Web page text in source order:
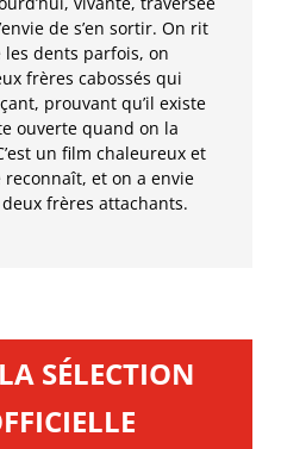
de s’en sortir. On rit
dents parfois, on
frères cabossés qui
prouvant qu’il existe
ouverte quand on la
un film chaleureux et
et on a envie
deux frères attachants.
SÉLECTION